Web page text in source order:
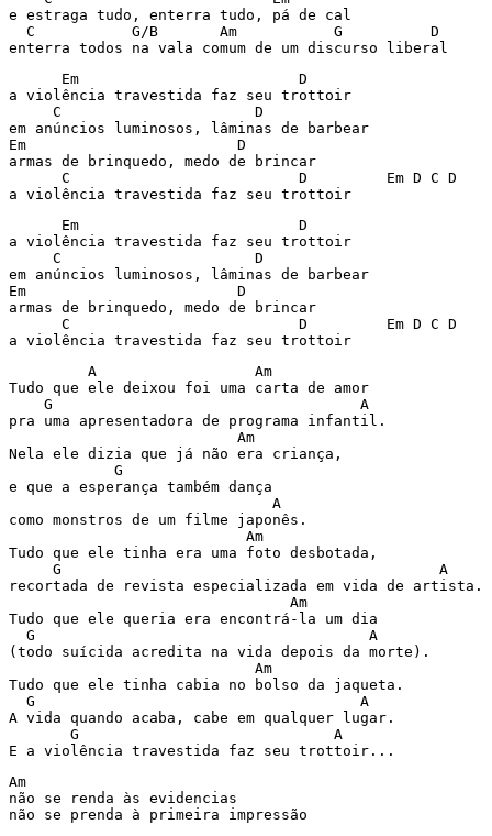
e estraga tudo, enterra tudo, pá de cal
  C           G/B       Am           G          D
      Em                         D
a violência travestida faz seu trottoir
     C                      D
em anúncios luminosos, lâminas de barbear
Em                        D
armas de brinquedo, medo de brincar
      C                          D         Em D C D
a violência travestida faz seu trottoir
      Em                         D
a violência travestida faz seu trottoir
     C                      D
em anúncios luminosos, lâminas de barbear
Em                        D
armas de brinquedo, medo de brincar
      C                          D         Em D C D
A
Tudo que ele deixou foi uma carta de amor
    G                                   A
pra uma apresentadora de programa infantil.
                          Am
Nela ele dizia que já não era criança,
            G
e que a esperança também dança
                              A
como monstros de um filme japonês.
                           Am
Tudo que ele tinha era uma foto desbotada,
     G                                           A
recortada de revista especializada em vida de artista.
                                Am
Tudo que ele queria era encontrá-la um dia
  G                                      A
(todo suícida acredita na vida depois da morte).
                            Am
Tudo que ele tinha cabia no bolso da jaqueta.
  G                                     A
A vida quando acaba, cabe em qualquer lugar.
       G                             A
E a violência travestida faz seu trottoir...
Am
não se renda às evidencias
não se prenda à primeira impressão